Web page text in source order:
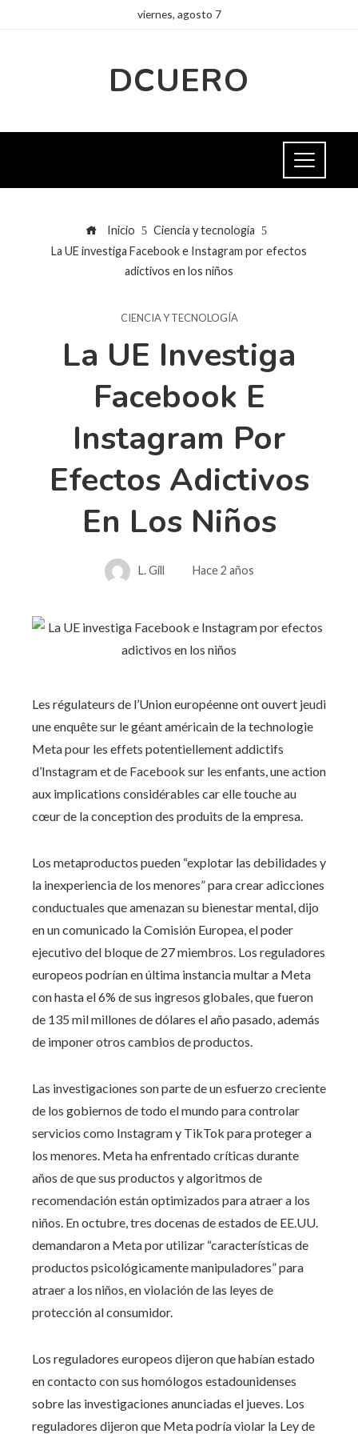
viernes, agosto 7
DCUERO
Inicio
Ciencia y tecnología
La UE investiga Facebook e Instagram por efectos
adictivos en los niños
CIENCIA Y TECNOLOGÍA
La UE Investiga
Facebook E
Instagram Por
Efectos Adictivos
En Los Niños
L. Gill Hace 2 años
Les régulateurs de l’Union européenne ont ouvert jeudi
une enquête sur le géant américain de la technologie
Meta pour les effets potentiellement addictifs
d’Instagram et de Facebook sur les enfants, une action
aux implications considérables car elle touche au
cœur de la conception des produits de la empresa.
Los metaproductos pueden “explotar las debilidades y
la inexperiencia de los menores” para crear adicciones
conductuales que amenazan su bienestar mental, dijo
en un comunicado la Comisión Europea, el poder
ejecutivo del bloque de 27 miembros. Los reguladores
europeos podrían en última instancia multar a Meta
con hasta el 6% de sus ingresos globales, que fueron
de 135 mil millones de dólares el año pasado, además
de imponer otros cambios de productos.
Las investigaciones son parte de un esfuerzo creciente
de los gobiernos de todo el mundo para controlar
servicios como Instagram y TikTok para proteger a
los menores. Meta ha enfrentado críticas durante
años de que sus productos y algoritmos de
recomendación están optimizados para atraer a los
niños. En octubre, tres docenas de estados de EE.UU.
demandaron a Meta por utilizar “características de
productos psicológicamente manipuladores” para
atraer a los niños, en violación de las leyes de
protección al consumidor.
Los reguladores europeos dijeron que habían estado
en contacto con sus homólogos estadounidenses
sobre las investigaciones anunciadas el jueves. Los
reguladores dijeron que Meta podría violar la Ley de